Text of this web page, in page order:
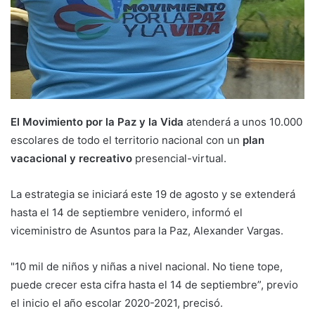
El Movimiento por la Paz y la Vida atenderá a unos 10.000
escolares de todo el territorio nacional con un plan
vacacional y recreativo presencial-virtual.
La estrategia se iniciará este 19 de agosto y se extenderá
hasta el 14 de septiembre venidero, informó el
viceministro de Asuntos para la Paz, Alexander Vargas.
"10 mil de niños y niñas a nivel nacional. No tiene tope,
puede crecer esta cifra hasta el 14 de septiembre”, previo
el inicio el año escolar 2020-2021, precisó.